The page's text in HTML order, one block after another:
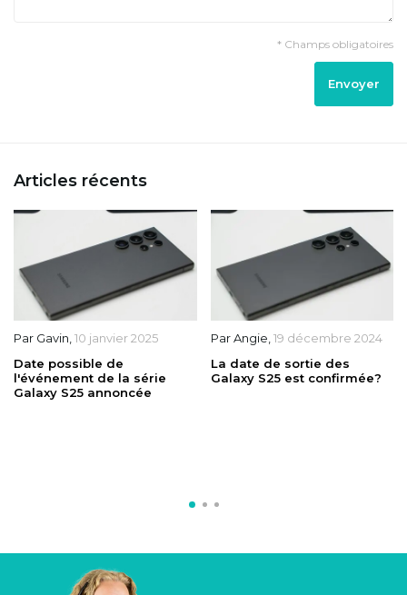
* Champs obligatoires
Envoyer
Articles récents
Par Gavin 10 janvier 2025
Date possible de
l'événement de la série
Galaxy S25 annoncée
ParAngie 19 décembre 2024
La date de sortie des
Galaxy S25 est confirmée?